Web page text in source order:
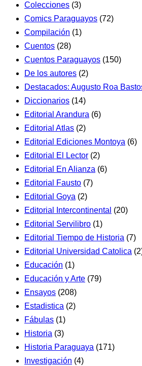
Colecciones (3)
Comics Paraguayos (72)
Compilación (1)
Cuentos (28)
Cuentos Paraguayos (150)
De los autores (2)
Destacados: Augusto Roa
Diccionarios (14)
Editorial Arandura (6)
Editorial Atlas (2)
Editorial Ediciones Montoya (6)
Editorial El Lector (2)
Editorial En Alianza (6)
Editorial Fausto (7)
Editorial Goya (2)
Editorial Intercontinental (20)
Editorial Servilibro (1)
Editorial Tiempo de Historia (7)
Editorial Universidad Catolica
Educación (1)
Educación y Arte (79)
Ensayos (208)
Estadistica (2)
Fábulas (1)
Historia (3)
Historia Paraguaya (171)
Investigación (4)